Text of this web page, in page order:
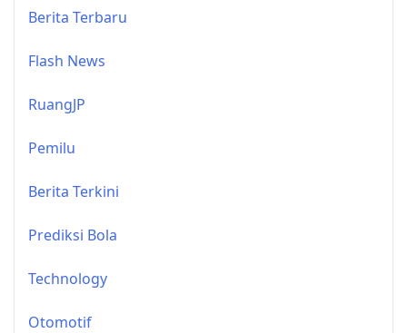
Berita Terbaru
Flash News
RuangJP
Pemilu
Berita Terkini
Prediksi Bola
Technology
Otomotif